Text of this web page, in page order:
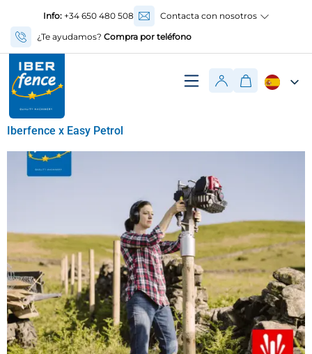
Info:+34 650 480 508
Contacta con nosotros
¿Te ayudamos? Compra por teléfono
Iberfence x Easy Petrol